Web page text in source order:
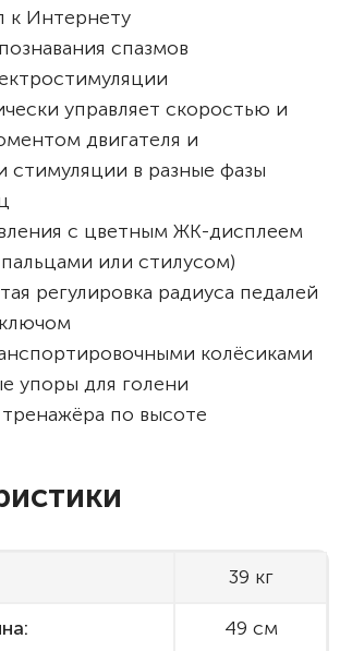
к Интернету
спазмов
управляет скоростью и
двигателя и
стимуляции в разные фазы
с цветным ЖК-дисплеем
или стилусом)
регулировка радиуса педалей
колёсиками
упоры для голени
тренажёра по высоте
39 кг
49 см